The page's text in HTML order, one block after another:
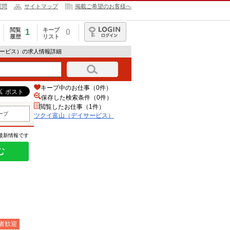
問 サイトマップ 掲載ご希望のお客様へ
閲覧
履歴
1
キープ
リスト
0
ログイン
ビス）の求人情報詳細
プ
新情報です
歓迎
キープ中のお仕事（0件）
保存した検索条件（0件）
閲覧したお仕事（1件）
ツクイ富山（デイサービス）